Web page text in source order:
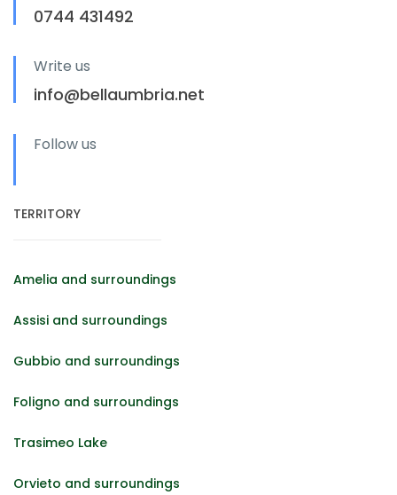
0744 431492
Write us
info@bellaumbria.net
Follow us
TERRITORY
Amelia and surroundings
Assisi and surroundings
Gubbio and surroundings
Foligno and surroundings
Trasimeo Lake
Orvieto and surroundings